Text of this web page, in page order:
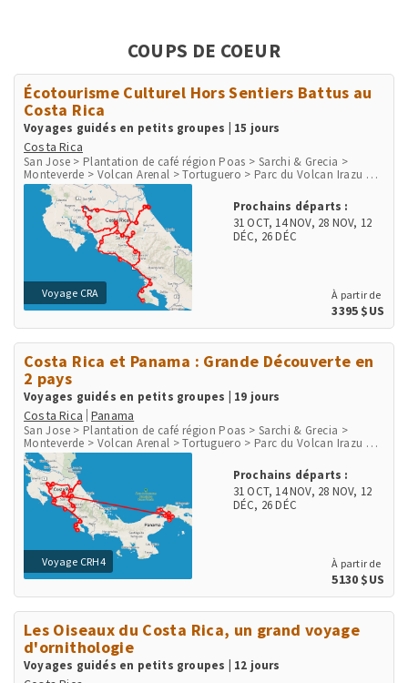
COUPS DE COEUR
Écotourisme Culturel Hors Sentiers Battus au
Costa Rica
Voyages guidés en petits groupes | 15 jours
Costa Rica
San Jose > Plantation de café région Poas > Sarchi & Grecia >
Monteverde > Volcan Arenal > Tortuguero > Parc du Volcan Irazu >
San Gerardo de Dota > Péninsule d'Osa > Parc de Corcovado > Parc
de Manuel Antonio > Playa Herradura & Punta Leona > Rio Tarcoles
& Carara
Voyage CRA
Prochains départs :
31 OCT, 14 NOV, 28 NOV, 12
DÉC, 26 DÉC
À partir de
3395 $US
Costa Rica et Panama : Grande Découverte en
2 pays
Voyages guidés en petits groupes | 19 jours
Costa Rica Panama
San Jose > Plantation de café région Poas > Sarchi & Grecia >
Monteverde > Volcan Arenal > Tortuguero > Parc du Volcan Irazu >
San Gerardo de Dota > Péninsule d'Osa > Parc de Corcovado > Parc
de Manuel Antonio > Playa Herradura & Punta Leona > Rio Tarcoles
& Carara > Aéroport et ville de Panama > Communauté indigène
Embera > Parc National Chagres > Fort San Lorenzo
Voyage CRH4
Prochains départs :
31 OCT, 14 NOV, 28 NOV, 12
DÉC, 26 DÉC
À partir de
5130 $US
Les Oiseaux du Costa Rica, un grand voyage
d'ornithologie
Voyages guidés en petits groupes | 12 jours